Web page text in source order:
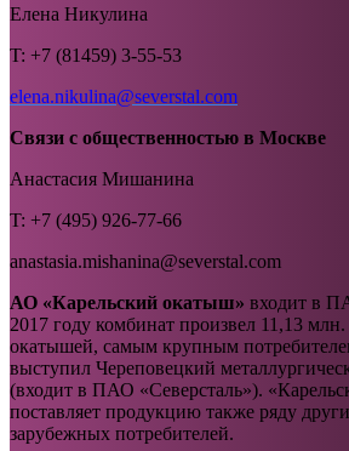
Елена Никулина
T: +7 (81459) 3-55-53
elena.nikulina@severstal.com
Связи с общественностью в Москве
Анастасия Мишанина
T: +7 (495) 926-77-66
anastasia.mishanina@severstal.com
АО «Карельский окатыш» входит в
2017 году комбинат произвел 11,13
окатышей, самым крупным
выступил Череповецкий
(входит в ПАО «Северсталь»).
поставляет продукцию также ряду
зарубежных потребителей.